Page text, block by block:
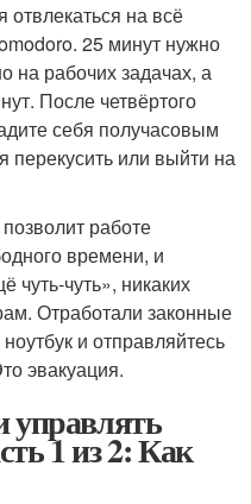
отвлекаться на всё
25 минут нужно
на рабочих задачах, а
После четвёртого
себя получасовым
перекусить или выйти на
работе
времени, и
никаких
Отработали законные
и отправляйтесь
эвакуация.
управлять
1 из 2: Как